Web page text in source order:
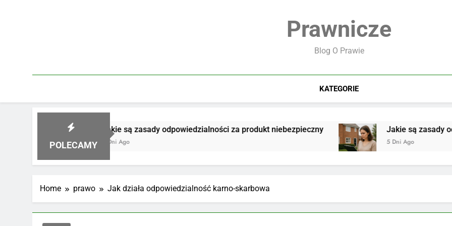
Prawnicze
Blog O Prawie
KATEGORIE
POLECAMY
Jakie są zasady odpowiedzialności za produkt niebezpieczny
3 Dni Ago
Jakie są zasady
5 Dni Ago
Home prawo Jak działa odpowiedzialność karno-skarbowa